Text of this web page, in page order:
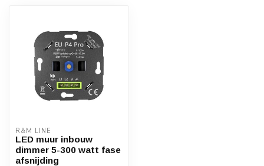
R&M LINE
LED muur inbouw
dimmer 5-300 watt fase
afsnijding